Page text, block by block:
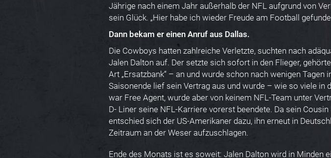
Jährige nach einem Jahr außerhalb der NFL aufgrund von
sein Glück. „Hier habe ich wieder Freude am Football
Dann bekam er einen Anruf aus Dallas.
Die Cowboys hatten zahlreiche Verletzte, suchten nach
Jalen Dalton auf. Der setzte sich sofort in den Flieger,
Art „Ersatzbank“ – an und wurde schon nach wenigen Tagen
Saisonende lief sein Vertrag aus und wurde – wie so viele
war Free Agent, wurde aber von keinem NFL-Team unter
D- Liner seine NFL-Karriere vorerst beendete. Da sein
entschied sich der US-Amerikaner dazu, ihn erneut in
Zeitraum an der Weser aufzuschlagen.
Ende des Monats ist es soweit: Jalen Dalton wird in Minden